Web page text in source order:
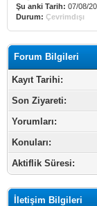
Şu anki Tarih: 07/08/
Durum: Çevrimdışı
Forum Bilgileri
Kayıt Tarihi:
Son Ziyareti:
Yorumları:
Konuları:
Aktiflik Süresi:
İletişim Bilgileri